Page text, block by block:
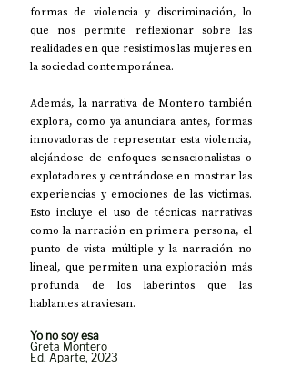
formas de violencia y discriminación, lo
que nos permite reflexionar sobre las
realidades en que resistimos las mujeres en
la sociedad contemporánea.
Además, la narrativa de Montero también
explora, como ya anunciara antes, formas
innovadoras de representar esta violencia,
alejándose de enfoques sensacionalistas o
explotadores y centrándose en mostrar las
experiencias y emociones de las víctimas.
Esto incluye el uso de técnicas narrativas
como la narración en primera persona, el
punto de vista múltiple y la narración no
lineal, que permiten una exploración más
profunda de los laberintos que las
hablantes atraviesan.
Yo no soy esa
Greta Montero
Ed. Aparte, 2023